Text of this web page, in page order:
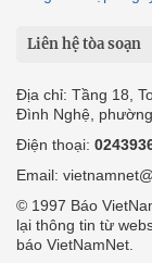
Liên hệ tòa soạn
Địa chỉ: Tầng 18,
Đình Nghệ, phường
Điện thoại:
Email:
© 1997 Báo
lại thông tin từ
báo VietNamNet.